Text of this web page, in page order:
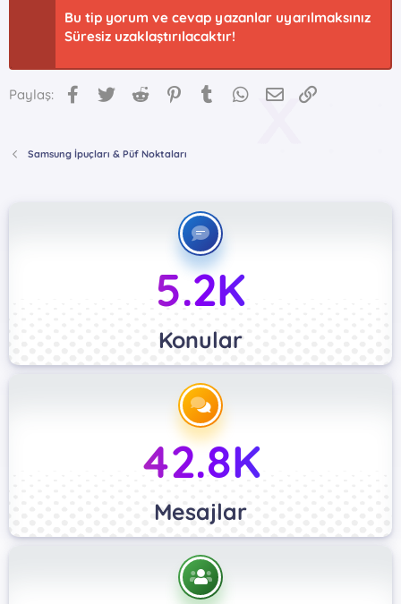
Bu tip yorum ve cevap yazanlar uyarılmaksınız
Süresiz uzaklaştırılacaktır!
Paylaş: Facebook
Twitter Reddit PinterestTumblr WhatsApp
E-posta
Samsung İpuçları & Püf Noktaları
5.2K
Konular
42.8K
Mesajlar